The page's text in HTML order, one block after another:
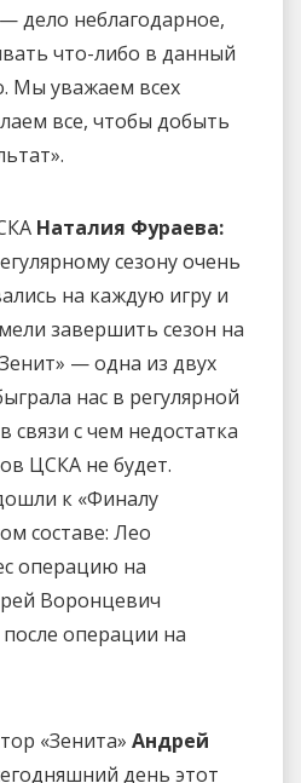
дело неблагодарное,
что-либо в данный
Мы уважаем всех
все, чтобы добыть
Наталия Фураева:
сезону очень
на каждую игру и
завершить сезон на
— одна из двух
нас в регулярной
связи с чем недостатка
ЦСКА не будет.
к «Финалу
составе: Лео
операцию на
Воронцевич
после операции на
«Зенита» Андрей
день этот